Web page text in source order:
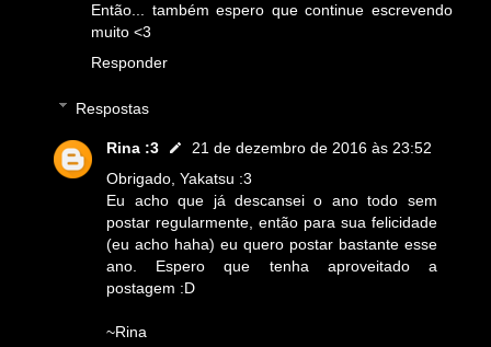
Então... também espero que continue escrevendo
muito <3
Responder
Respostas
Rina :3
21 de dezembro de 2016 às 23:52
Obrigado, Yakatsu :3
Eu acho que já descansei o ano todo sem
postar regularmente, então para sua felicidade
(eu acho haha) eu quero postar bastante esse
ano. Espero que tenha aproveitado a
postagem :D
~Rina